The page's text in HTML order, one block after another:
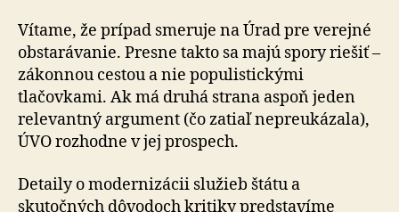
Vítame, že prípad smeruje na Úrad pre verejné
obsta­rá­va­nie. Presne takto sa majú spory riešiť –
zákonnou cestou a nie populistickými
tlačovkami. Ak má druhá strana aspoň jeden
relevantný argument (čo zatiaľ nepreukázala),
ÚVO rozhodne v jej prospech.
Detaily o modernizácii služieb štátu a
skutočných dô­vo­doch kritiky predstavíme